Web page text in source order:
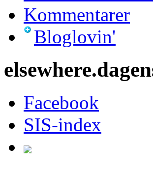
Kommentarer
Bloglovin'
Facebook
SIS-index